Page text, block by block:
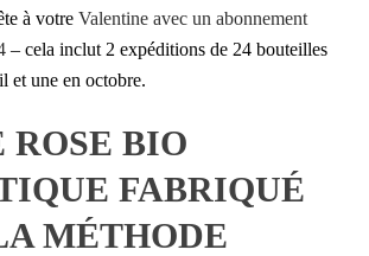
à votre Valentine avec un abonnement
– cela inclut 2 expéditions de 24 bouteilles
et une en octobre.
ROSE BIO
FABRIQUÉ
MÉTHODE